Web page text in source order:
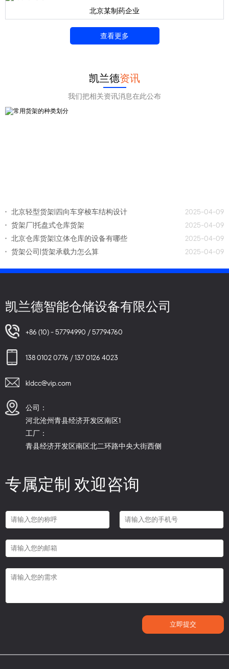
北京某制药企业
查看更多
凯兰德资讯
我们把相关资讯消息在此公布
北京轻型货架|四向车穿梭车结构设计
2025-04-09
货架厂|托盘式仓库货架
2025-04-09
北京仓库货架|立体仓库的设备有哪些
2025-04-09
货架公司|货架承载力怎么算
2025-04-09
凯兰德智能仓储设备有限公司
+86 (10) - 57794990 / 57794760
138 0102 0776 / 137 0126 4023
kldcc@vip.com
公司：
河北沧州青县经济开发区南区1
工厂：
青县经济开发区南区北二环路中央大街西侧
专属定制 欢迎咨询